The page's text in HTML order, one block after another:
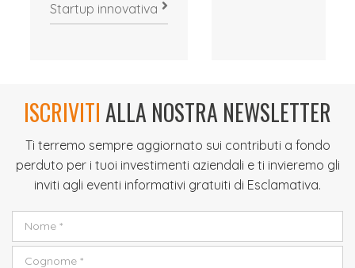
Startup innovativa
ISCRIVITIALLA NOSTRA NEWSLETTER
Ti terremo sempre aggiornato sui contributi a fondo
perduto per i tuoi investimenti aziendali e ti invieremo gli
inviti agli eventi informativi gratuiti di Esclamativa.